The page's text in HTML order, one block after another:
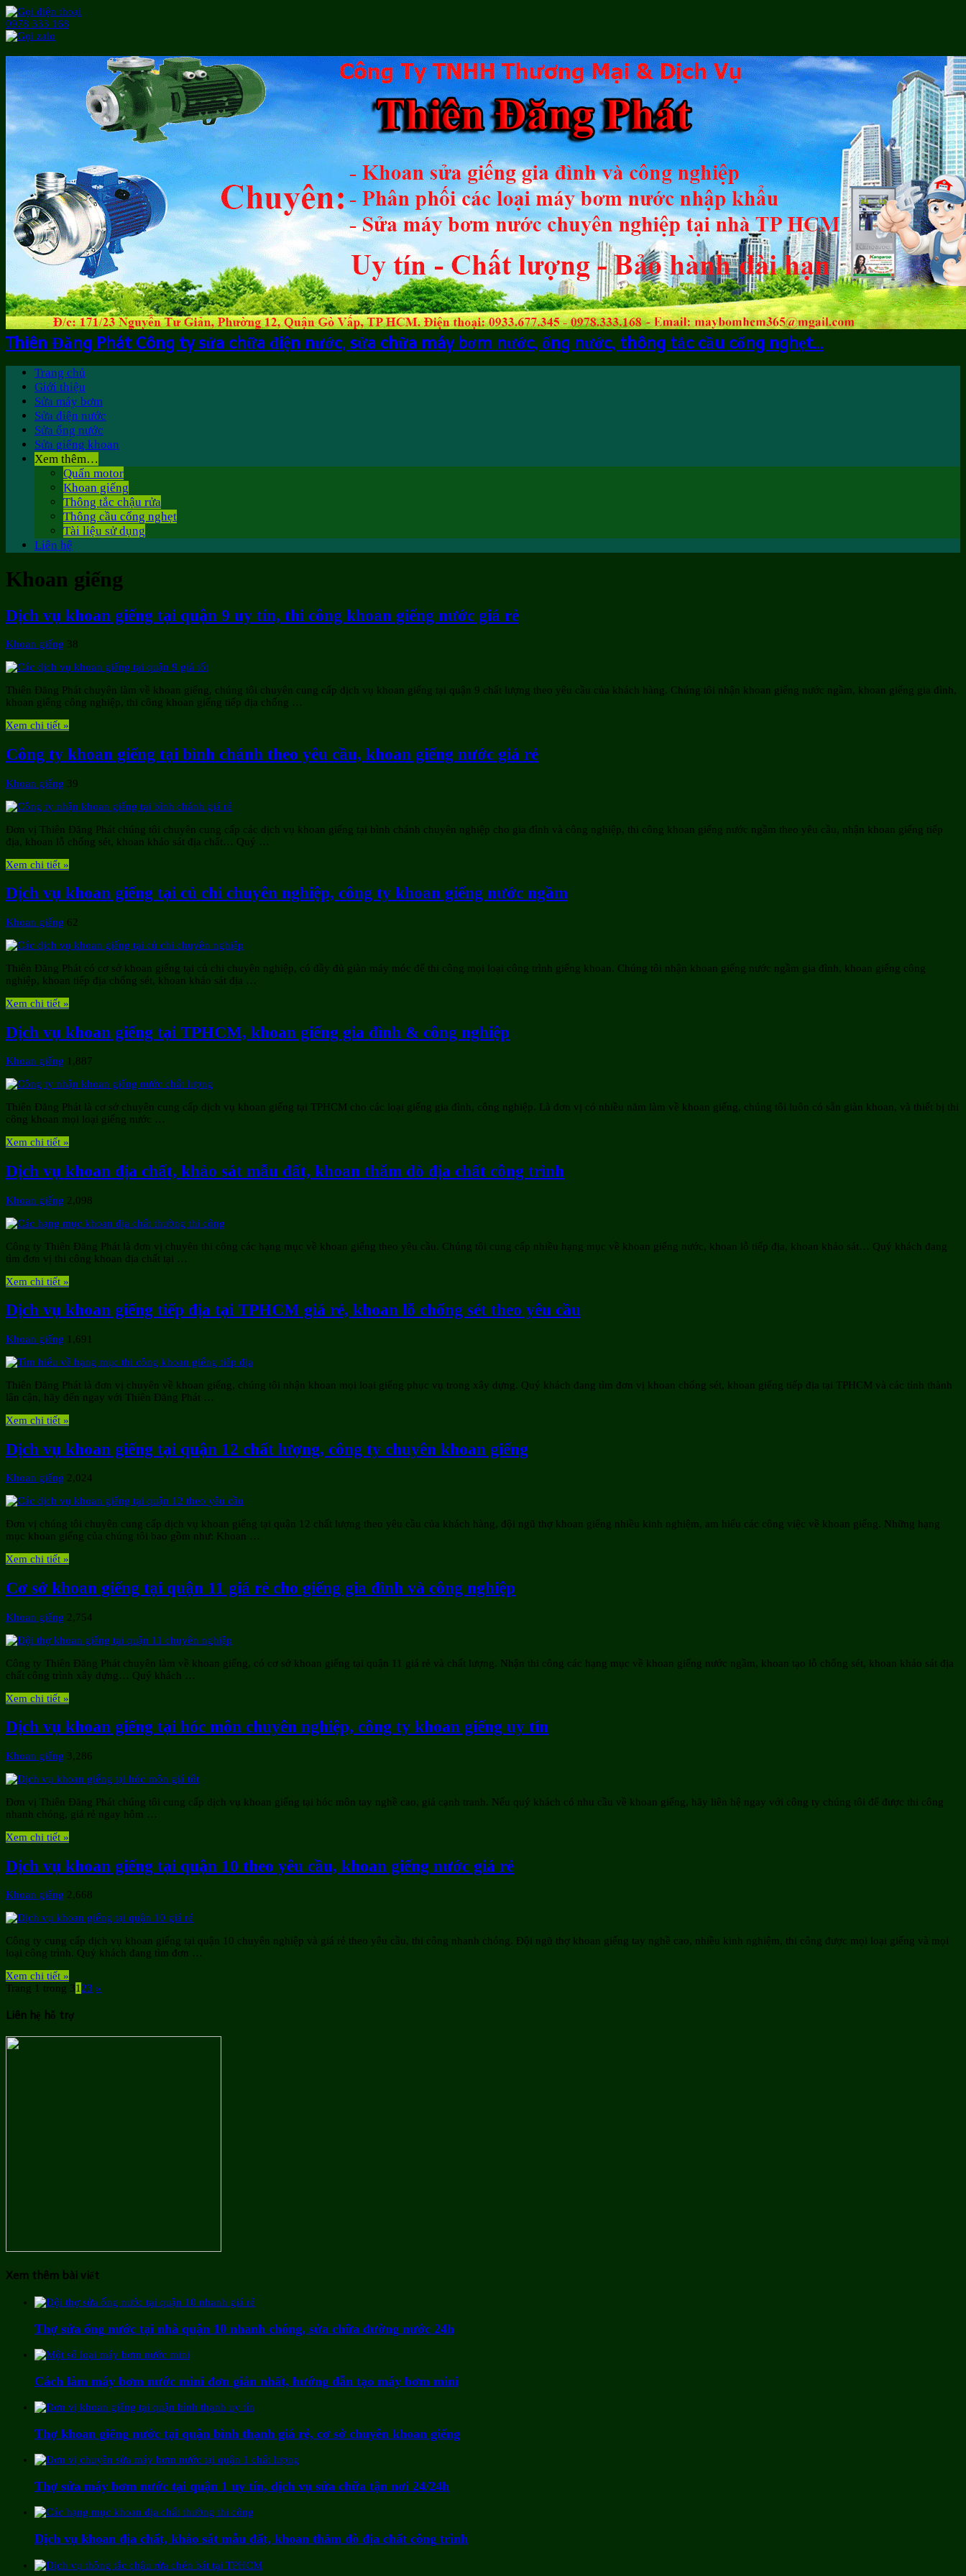
0978 333 168
Thiên Đăng Phát Công ty sửa chữa điện nước, sửa chữa máy bơm nước, ống nước, thông tắc cầu cống nghẹt…
Trang chủ
Giới thiệu
Sửa máy bơm
Sửa điện nước
Sửa ống nước
Sửa giếng khoan
Xem thêm…
Quấn motor
Khoan giếng
Thông tắc chậu rửa
Thông cầu cống nghẹt
Tài liệu sử dụng
Liên hệ
Khoan giếng
Dịch vụ khoan giếng tại quận 9 uy tín, thi công khoan giếng nước giá rẻ
Khoan giếng 38
Thiên Đăng Phát chuyên làm về khoan giếng, chúng tôi chuyên cung cấp dịch vụ khoan giếng tại quận 9 chất lượng theo yêu cầu của khách hàng. Chúng tôi nhận khoan giếng nước ngầm, khoan giếng gia đình,
khoan giếng công nghiệp, thi công khoan giếng tiếp địa chống …
Xem chi tiết »
Công ty khoan giếng tại bình chánh theo yêu cầu, khoan giếng nước giá rẻ
Khoan giếng 39
Đơn vị Thiên Đăng Phát chúng tôi chuyên cung cấp các dịch vụ khoan giếng tại bình chánh chuyên nghiệp cho gia đình và công nghiệp, thi công khoan giếng nước ngầm theo yêu cầu, nhận khoan giếng tiếp
địa, khoan lỗ chống sét, khoan khảo sát địa chất… Quý …
Xem chi tiết »
Dịch vụ khoan giếng tại củ chi chuyên nghiệp, công ty khoan giếng nước ngầm
Khoan giếng 62
Thiên Đăng Phát có cơ sở khoan giếng tại củ chi chuyên nghiệp, có đầy đủ giàn máy móc để thi công mọi loại công trình giếng khoan. Chúng tôi nhận khoan giếng nước ngầm gia đình, khoan giếng công
nghiệp, khoan tiếp địa chống sét, khoan khảo sát địa …
Xem chi tiết »
Dịch vụ khoan giếng tại TPHCM, khoan giếng gia đình & công nghiệp
Khoan giếng 1,887
Thiên Đăng Phát là cơ sở chuyên cung cấp dịch vụ khoan giếng tại TPHCM cho các loại giếng gia đình, công nghiệp. Là đơn vị có nhiều năm làm về khoan giếng, chúng tôi luôn có sẵn giàn khoan, và thiết bị thi
công khoan mọi loại giếng nước …
Xem chi tiết »
Dịch vụ khoan địa chất, khảo sát mẫu đất, khoan thăm dò địa chất công trình
Khoan giếng 2,098
Công ty Thiên Đăng Phát là đơn vị chuyên thi công các hạng mục về khoan giếng theo yêu cầu. Chúng tôi cung cấp nhiều hạng mục về khoan giếng nước, khoan lỗ tiếp địa, khoan khảo sát… Quý khách đang
tìm đơn vị thi công khoan địa chất tại …
Xem chi tiết »
Dịch vụ khoan giếng tiếp địa tại TPHCM giá rẻ, khoan lỗ chống sét theo yêu cầu
Khoan giếng 1,691
Thiên Đăng Phát là đơn vị chuyên về khoan giếng, chúng tôi nhận khoan mọi loại giếng phục vụ trong xây dựng. Quý khách đang tìm đơn vị khoan chống sét, khoan giếng tiếp địa tại TPHCM và các tỉnh thành
lân cận, hãy đến ngay với Thiên Đăng Phát …
Xem chi tiết »
Dịch vụ khoan giếng tại quận 12 chất lượng, công ty chuyên khoan giếng
Khoan giếng 2,024
Đơn vị chúng tôi chuyên cung cấp dịch vụ khoan giếng tại quận 12 chất lượng theo yêu cầu của khách hàng, đội ngũ thợ khoan giếng nhiều kinh nghiệm, am hiểu các công việc về khoan giếng. Những hạng
mục khoan giếng của chúng tôi bao gồm như: Khoan …
Xem chi tiết »
Cơ sở khoan giếng tại quận 11 giá rẻ cho giếng gia đình và công nghiệp
Khoan giếng 2,754
Công ty Thiên Đăng Phát chuyên làm về khoan giếng, có cơ sở khoan giếng tại quận 11 giá rẻ và chất lượng. Nhận thi công các hạng mục về khoan giếng nước ngầm, khoan tạo lỗ chống sét, khoan khảo sát địa
chất công trình xây dựng… Quý khách …
Xem chi tiết »
Dịch vụ khoan giếng tại hóc môn chuyên nghiệp, công ty khoan giếng uy tín
Khoan giếng 3,286
Đơn vị Thiên Đăng Phát chúng tôi cung cấp dịch vụ khoan giếng tại hóc môn tay nghề cao, giá cạnh tranh. Nếu quý khách có nhu cầu về khoan giếng, hãy liên hệ ngay với công ty chúng tôi để được thi công
nhanh chóng, giá rẻ ngay hôm …
Xem chi tiết »
Dịch vụ khoan giếng tại quận 10 theo yêu cầu, khoan giếng nước giá rẻ
Khoan giếng 2,668
Công ty cung cấp dịch vụ khoan giếng tại quận 10 chuyên nghiệp và giá rẻ theo yêu cầu, thi công nhanh chóng. Đội ngũ thợ khoan giếng tay nghề cao, nhiều kinh nghiệm, thi công được mọi loại giếng và mọi
loại công trình. Quý khách đang tìm đơn …
Xem chi tiết »
Trang 1 trong 3123 »
Liên hệ hỗ trợ
Xem thêm bài viết
Thợ sửa ống nước tại nhà quận 10 nhanh chóng, sửa chữa đường nước 24h
Cách làm máy bơm nước mini đơn giản nhất, hướng dẫn tạo máy bơm mini
Thợ khoan giếng nước tại quận bình thạnh giá rẻ, cơ sở chuyên khoan giếng
Thợ sửa máy bơm nước tại quận 1 uy tín, dịch vụ sửa chữa tận nơi 24/24h
Dịch vụ khoan địa chất, khảo sát mẫu đất, khoan thăm dò địa chất công trình